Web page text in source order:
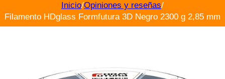
Inicio/Opiniones y reseñas/
Filamento HDglass Formfutura 3D Negro 2300 g 2,85 mm